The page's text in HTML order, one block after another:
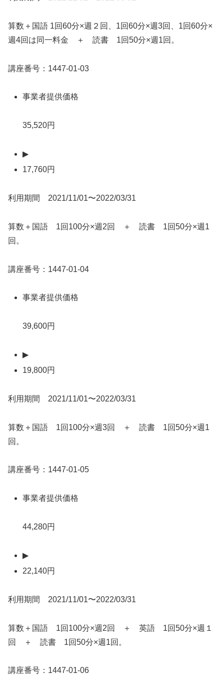
算数＋国語 1回60分×週２回、1回60分×週3回、1回60分×
週4回は同一料金 ＋ 読書 1回50分×週1回。
講座番号：1447-01-03
事業者提供価格
35,520円
▶
17,760円
利用期間 2021/11/01〜2022/03/31
算数＋国語 1回100分×週2回 ＋ 読書 1回50分×週1
回。
講座番号：1447-01-04
事業者提供価格
39,600円
▶
19,800円
利用期間 2021/11/01〜2022/03/31
算数＋国語 1回100分×週3回 ＋ 読書 1回50分×週1
回。
講座番号：1447-01-05
事業者提供価格
44,280円
▶
22,140円
利用期間 2021/11/01〜2022/03/31
算数＋国語 1回100分×週2回 ＋ 英語 1回50分×週１
回 ＋ 読書 1回50分×週1回。
講座番号：1447-01-06